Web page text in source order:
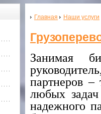
Главная Наши услуги
Занимая
партнеров
любых
надежного